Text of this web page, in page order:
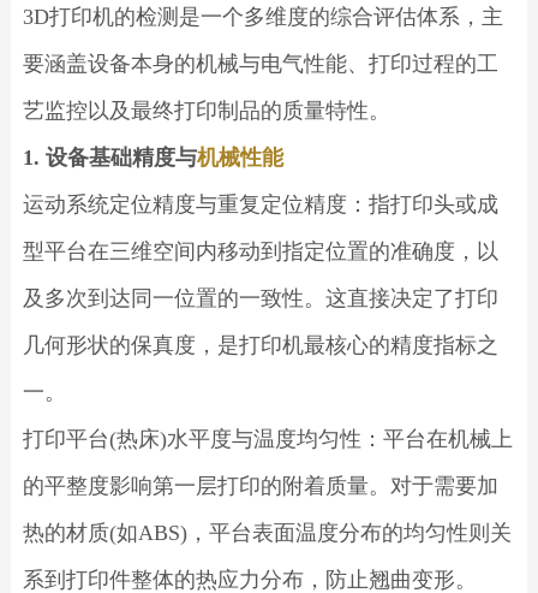
3D打印机的检测是一个多维度的综合评估体系，主
要涵盖设备本身的机械与电气性能、打印过程的工
艺监控以及最终打印制品的质量特性。
1. 设备基础精度与机械性能
运动系统定位精度与重复定位精度：指打印头或成
型平台在三维空间内移动到指定位置的准确度，以
及多次到达同一位置的一致性。这直接决定了打印
几何形状的保真度，是打印机最核心的精度指标之
一。
打印平台(热床)水平度与温度均匀性：平台在机械上
的平整度影响第一层打印的附着质量。对于需要加
热的材质(如ABS)，平台表面温度分布的均匀性则关
系到打印件整体的热应力分布，防止翘曲变形。